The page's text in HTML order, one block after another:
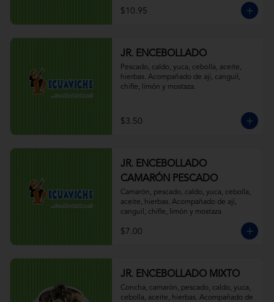
$10.95
JR. ENCEBOLLADO
Pescado, caldo, yuca, cebolla, aceite,
hierbas. Acompañado de ají, canguil,
chifle, limón y mostaza.
$3.50
JR. ENCEBOLLADO
CAMARÓN PESCADO
Camarón, pescado, caldo, yuca, cebolla,
aceite, hierbas. Acompañado de ají,
canguil, chifle, limón y mostaza
$7.00
JR. ENCEBOLLADO MIXTO
Concha, camarón, pescado, caldo, yuca,
cebolla, aceite, hierbas. Acompañado de